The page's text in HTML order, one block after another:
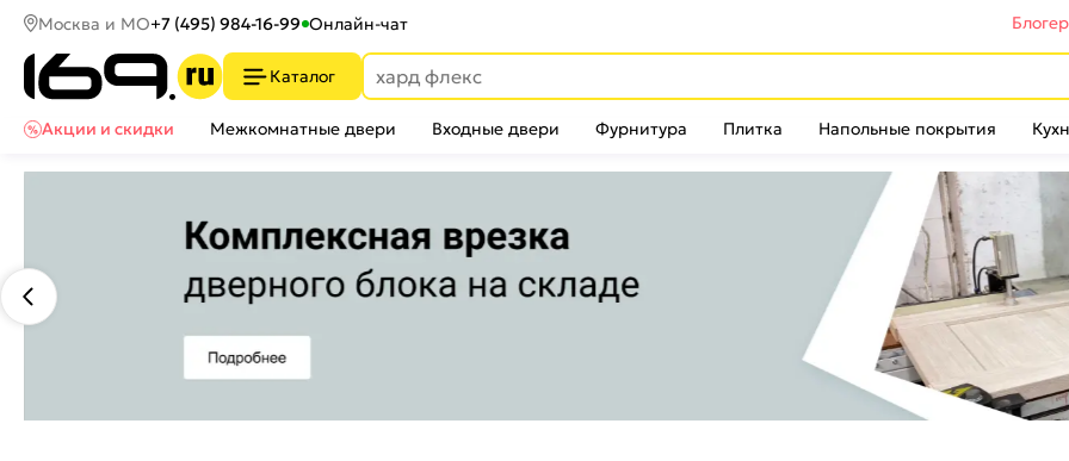
Москва и МО+7 (495) 984-16-99 Онлайн-чат
Каталог
Акции и скидки
Межкомнатные двери Входные двери Фурнитура Плитка Напольные покрытия